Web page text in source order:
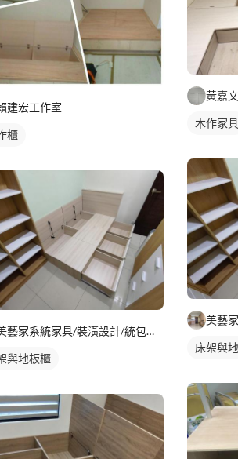
建宏工作室
櫃
美藝家系統家具/裝潢設計/統包服務
與地板櫃
黃嘉文
木作家具
床架與